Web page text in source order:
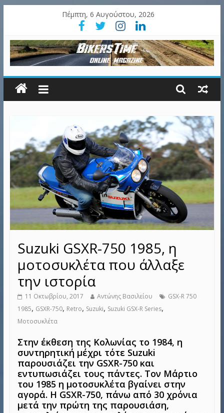
Πέμπτη, 6 Αυγούστου, 2026
Suzuki GSXR-750 1985, η
μοτοσυκλέτα που άλλαξε
την ιστορία
11 Οκτωβρίου, 2017 Αντώνης Βασιλείου
GSX-R 750
1985, GSXR-750, Retro, Suzuki, Suzuki GSX-R Series,
Μοτοσυκλέτα
Στην έκθεση της Κολωνίας το 1984, η
συντηρητική μέχρι τότε Suzuki
παρουσιάζει την GSXR-750 και
εντυπωσιάζει τους πάντες. Τον Μάρτιο
του 1985 η μοτοσυκλέτα βγαίνει στην
αγορά. Η GSXR-750, πάνω από 30 χρόνια
μετά την πρώτη της παρουσιάση,